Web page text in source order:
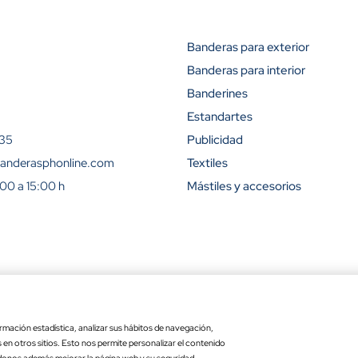
para exterior: 15 x 25
unidad
Descuento
31%
a 15:00 h
Banderas para exterior
Banderas para interior
Banderines
Estandartes
Publicidad
Textiles
Mástiles y accesorios
estadística, analizar sus hábitos de navegación,
otros sitios. Esto nos permite personalizar el contenido